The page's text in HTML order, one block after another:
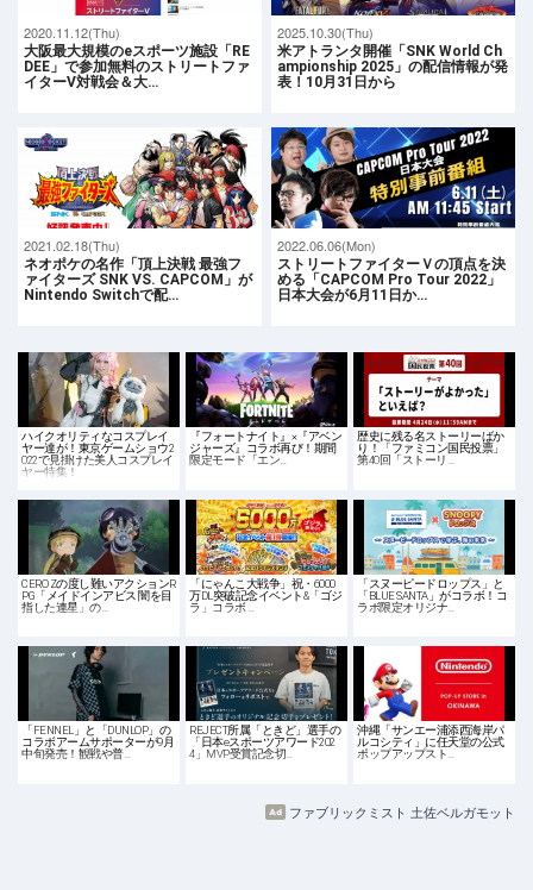
2020.11.12(Thu)
大阪最大規模のeスポーツ施設「RE
DEE」で参加無料のストリートファ
イターV対戦会＆大…
2025.10.30(Thu)
米アトランタ開催「SNK World Ch
ampionship 2025」の配信情報が発
表！10月31日から
2021.02.18(Thu)
ネオポケの名作「頂上決戦 最強フ
ァイターズ SNK VS. CAPCOM」が
Nintendo Switchで配…
2022.06.06(Mon)
ストリートファイターＶの頂点を決
める「CAPCOM Pro Tour 2022」
日本大会が6月11日か…
ハイクオリティなコスプレイ
ヤー達が！東京ゲームショウ2
022で見掛けた美人コスプレイ
ヤー特集！
『フォートナイト』×『アベン
ジャーズ』コラボ再び！期間
限定モード「エン…
歴史に残る名ストーリーばか
り！「ファミコン国民投票」
第40回「ストーリ…
CERO Zの度し難いアクションR
PG「メイドインアビス 闇を目
指した連星」の…
「にゃんこ大戦争」祝・6000
万DL突破記念イベント&「ゴジ
ラ」コラボ …
「スヌーピードロップス」と
「BLUE SANTA」がコラボ！コ
ラボ限定オリジナ…
「FENNEL」と「DUNLOP」の
コラボアームサポーターが9月
中旬発売！観戦や普…
REJECT所属「ときど」選手の
「日本eスポーツアワード202
4」MVP受賞記念切…
沖縄「サンエー浦添西海岸パ
ルコシティ」に任天堂の公式
ポップアップスト…
ファブリックミスト 土佐ベルガモット